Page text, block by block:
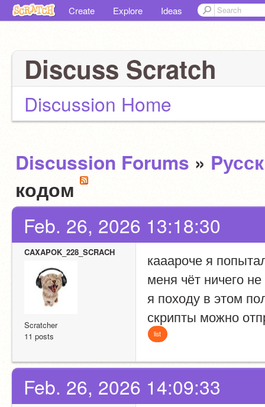
Create Explore Ideas
Discuss Scratch
Discussion Home
Discussion Forums »
кодом
Feb. 26, 2026 13:18:30
CAXAPOK_228_SCRACH
Scratcher
11 posts
кааароче я
меня чёт ничего
я походу в этом
скрипты можно
list
Feb. 26, 2026 14:09:33